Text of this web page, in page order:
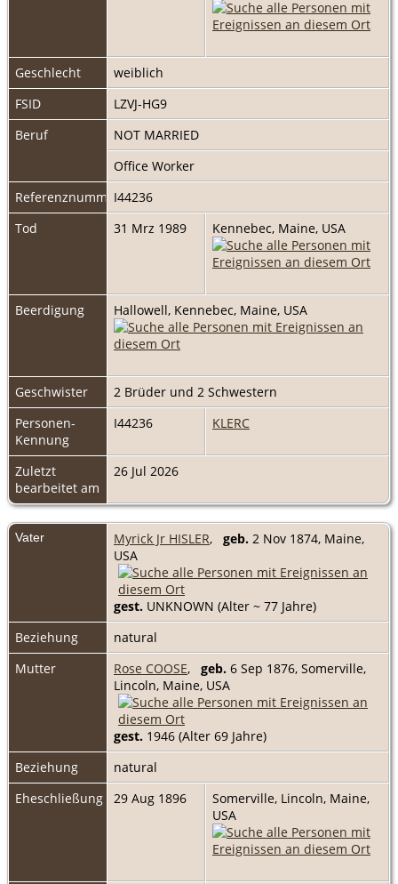
Geschlecht
weiblich
FSID
LZVJ-HG9
Beruf
NOT MARRIED
Office Worker
ReferenznummerI44236
Tod
31 Mrz 1989 Kennebec, Maine, USA
Beerdigung Hallowell, Kennebec, Maine, USA
Geschwister
2 Brüder und 2 Schwestern
Personen-
Kennung
I44236 KLERC
Zuletzt
bearbeitet am
26 Jul 2026
Vater Myrick Jr HISLER, geb. 2 Nov 1874, Maine,
USA
gest. UNKNOWN (Alter ~ 77 Jahre)
Beziehung
natural
Mutter
Rose COOSE, geb. 6 Sep 1876, Somerville,
Lincoln, Maine, USA
gest. 1946 (Alter 69 Jahre)
Beziehung
natural
Eheschließung
29 Aug 1896
Somerville, Lincoln, Maine,
USA